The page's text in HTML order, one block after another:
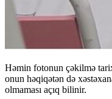
Həmin fotonun çəkilmə
onun həqiqətən də
olmaması açıq bilinir.